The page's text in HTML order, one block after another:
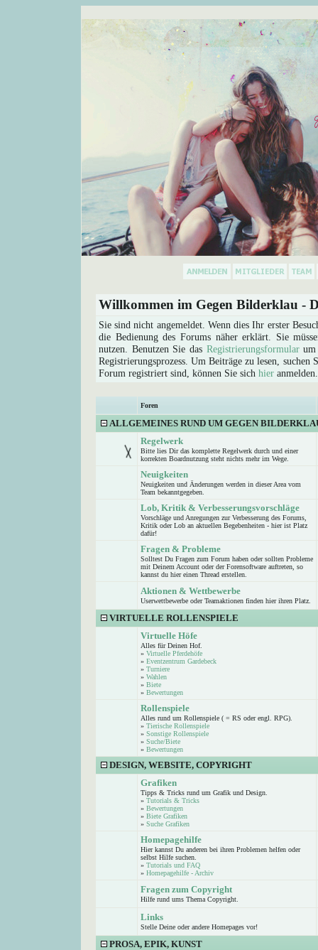
Willkommen im Gegen Bilderklau -
Sie sind nicht angemeldet. Wenn dies Ihr erster
die Bedienung des Forums näher erklärt. Sie
nutzen. Benutzen Sie das Registrierungsformularum
Registrierungsprozess. Um Beiträge zu lesen,
Forum registriert sind, können Sie sich hier anmelden.
Foren
ALLGEMEINES RUND UM GEGEN
Regelwerk
Bitte lies Dir das komplette Regelwerk durch und einer
korrekten Boardnutzung steht nichts mehr im Wege.
Neuigkeiten
Neuigkeiten und Änderungen werden in dieser Area vom
Team bekanntgegeben.
Lob, Kritik & Verbesserungsvorschläge
Vorschläge und Anregungen zur Verbesserung des Forums,
Kritik oder Lob an aktuellen Begebenheiten - hier ist Platz
dafür!
Fragen & Probleme
Solltest Du Fragen zum Forum haben oder sollten Probleme
mit Deinem Account oder der Forensoftware auftreten, so
kannst du hier einen Thread erstellen.
Aktionen & Wettbewerbe
Userwettbewerbe oder Teamaktionen finden hier ihren Platz.
VIRTUELLE ROLLENSPIELE
Virtuelle Höfe
Alles für Deinen Hof.
» Virtuelle Pferdehöfe
» Eventzentrum Gardebeck
» Turniere
» Wahlen
» Biete
» Bewertungen
Rollenspiele
Alles rund um Rollenspiele ( = RS oder engl. RPG).
» Tierische Rollenspiele
» Sonstige Rollenspiele
» Suche/Biete
» Bewertungen
DESIGN, WEBSITE, COPYRIGHT
Grafiken
Tipps & Tricks rund um Grafik und Design.
» Tutorials & Tricks
» Bewertungen
» Biete Grafiken
» Suche Grafiken
Homepagehilfe
Hier kannst Du anderen bei ihren Problemen helfen oder
selbst Hilfe suchen.
» Tutorials und FAQ
» Homepagehilfe - Archiv
Fragen zum Copyright
Hilfe rund ums Thema Copyright.
Links
Stelle Deine oder andere Homepages vor!
PROSA, EPIK, KUNST